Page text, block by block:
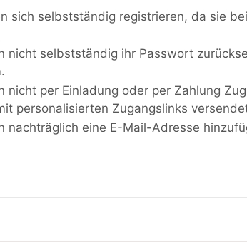
sich selbstständig registrieren, da sie
nicht selbstständig ihr Passwort
nicht per Einladung oder per Zahlung
personalisierten Zugangslinks
nachträglich eine E-Mail-Adresse